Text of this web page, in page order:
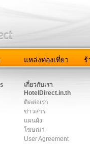
แหล่งท่องเที่ยว ร้
เกี่ยวกับเรา
HotelDirect.in.th
ติดต่อเรา
ข่าวสาร
แผนผัง
โฆษณา
User Agreement